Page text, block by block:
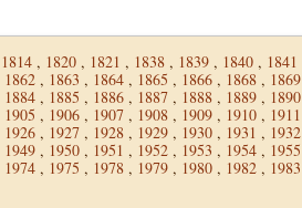
1814 , 1820 , 1821 , 1838 , 1839 , 1840 , 1841
1862 , 1863 , 1864 , 1865 , 1866 , 1868 , 1869
1884 , 1885 , 1886 , 1887 , 1888 , 1889 , 1890
1905 , 1906 , 1907 , 1908 , 1909 , 1910 , 1911
1926 , 1927 , 1928 , 1929 , 1930 , 1931 , 1932
1949 , 1950 , 1951 , 1952 , 1953 , 1954 , 1955
1974 , 1975 , 1978 , 1979 , 1980 , 1982 , 1983